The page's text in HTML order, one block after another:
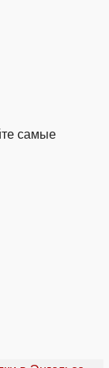
самые